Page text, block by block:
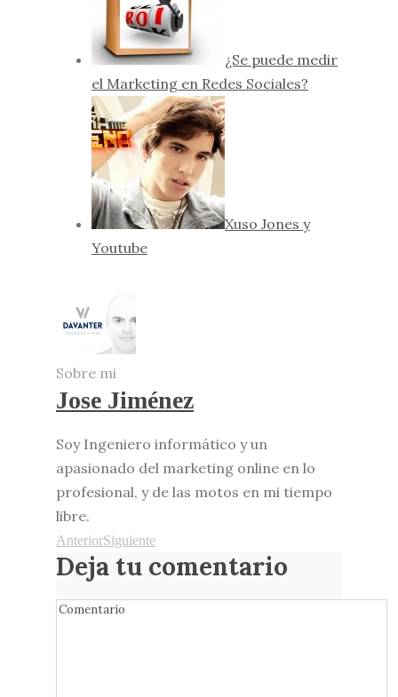
¿Se puede medir
el Marketing en Redes Sociales?
Xuso Jones y
Youtube
Sobre mi
Jose Jiménez
Soy Ingeniero informático y un
apasionado del marketing online en lo
profesional, y de las motos en mi tiempo
libre.
AnteriorSiguiente
Deja tu comentario